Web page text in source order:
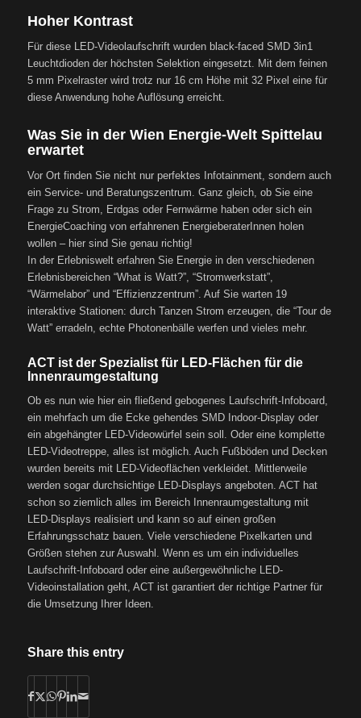
Hoher Kontrast
Für diese LED-Videolaufschrift wurden black-faced SMD 3in1
Leuchtdioden der höchsten Selektion eingesetzt. Mit dem feinen
5 mm Pixelraster wird trotz nur 16 cm Höhe mit 32 Pixel eine für
diese Anwendung hohe Auflösung erreicht.
Was Sie in der Wien Energie-Welt Spittelau
erwartet
Vor Ort finden Sie nicht nur perfektes Infotainment, sondern auch
ein Service- und Beratungszentrum. Ganz gleich, ob Sie eine
Frage zu Strom, Erdgas oder Fernwärme haben oder sich ein
EnergieCoaching von erfahrenen EnergieberaterInnen holen
wollen – hier sind Sie genau richtig!
In der Erlebniswelt erfahren Sie Energie in den verschiedenen
Erlebnisbereichen “What is Watt?”, “Stromwerkstatt”,
“Wärmelabor” und “Effizienzzentrum”. Auf Sie warten 19
interaktive Stationen: durch Tanzen Strom erzeugen, die “Tour de
Watt” erradeln, echte Photonenbälle werfen und vieles mehr.
ACT ist der Spezialist für LED-Flächen für die
Innenraumgestaltung
Ob es nun wie hier ein fließend gebogenes Laufschrift-Infoboard,
ein mehrfach um die Ecke gehendes SMD Indoor-Display oder
ein abgehängter LED-Videowürfel sein soll. Oder eine komplette
LED-Videotreppe, alles ist möglich. Auch Fußböden und Decken
wurden bereits mit LED-Videoflächen verkleidet. Mittlerweile
werden sogar durchsichtige LED-Displays angeboten. ACT hat
schon so ziemlich alles im Bereich Innenraumgestaltung mit
LED-Displays realisiert und kann so auf einen großen
Erfahrungsschatz bauen. Viele verschiedene Pixelkarten und
Größen stehen zur Auswahl. Wenn es um ein individuelles
Laufschrift-Infoboard oder eine außergewöhnliche LED-
Videoinstallation geht, ACT ist garantiert der richtige Partner für
die Umsetzung Ihrer Ideen.
Share this entry